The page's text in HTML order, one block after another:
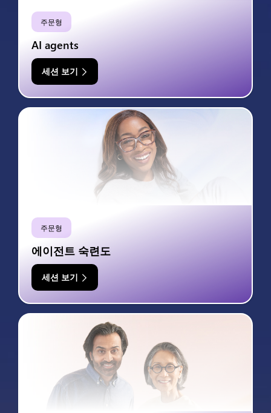
주문형
AI agents
세션 보기
주문형
에이전트 숙련도
세션 보기